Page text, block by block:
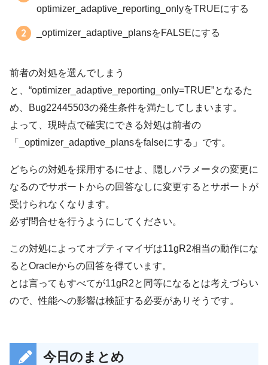
optimizer_adaptive_reporting_onlyをTRUEにする
_optimizer_adaptive_plansをFALSEにする
前者の対処を選んでしまう
と、“optimizer_adaptive_reporting_only=TRUE”となるた
め、Bug22445503の発生条件を満たしてしまいます。
よって、現時点で確実にできる対処は前者の
「_optimizer_adaptive_plansをfalseにする」です。
どちらの対処を採用するにせよ、隠しパラメータの変更に
なるのでサポートからの回答なしに変更するとサポートが
受けられなくなります。
必ず問合せを行うようにしてください。
この対処によってオプティマイザは11gR2相当の動作にな
るとOracleからの回答を得ています。
とは言ってもすべてが11gR2と同等になるとは考えづらい
ので、性能への影響は検証する必要がありそうです。
今日のまとめ